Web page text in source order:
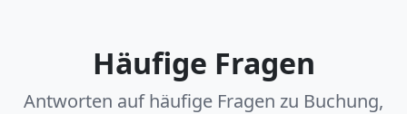
Häufige Fragen
Antworten auf häufige Fragen zu Buchung,